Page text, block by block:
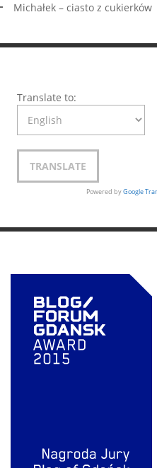
Michałek – ciasto z cukierków
Translate to:
Powered byGoogle